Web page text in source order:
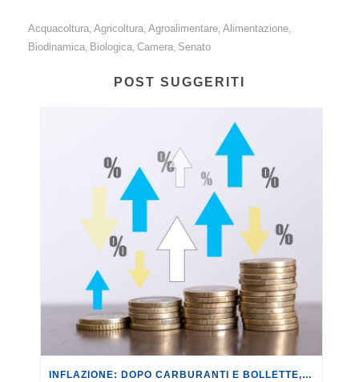
Acquacoltura, Agricoltura, Agroalimentare, Alimentazione,
Biodinamica, Biologica, Camera, Senato
POST SUGGERITI
INFLAZIONE: DOPO CARBURANTI E BOLLETTE, GLI EFFETTI DEL CONFLITTO INIZIANO A FARSI SENTIRE SUI PREZZI.